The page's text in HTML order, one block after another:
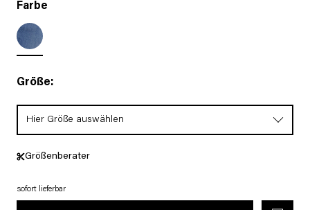
Farbe
Größe:
Hier Größe auswählen
Größenberater
sofort lieferbar